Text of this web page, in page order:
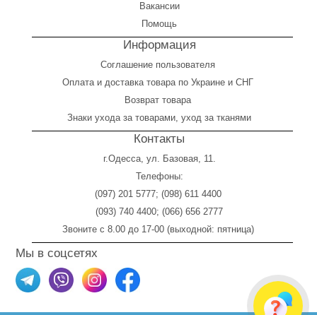
Вакансии
Помощь
Информация
Соглашение пользователя
Оплатаи доставка товара по Украине и СНГ
Возврат товара
Знаки ухода за товарами, уход за тканями
Контакты
г.Одесса, ул. Базовая, 11.
Телефоны:
(097) 201 5777; (098) 611 4400
(093) 740 4400; (066) 656 2777
Звоните с 8.00 до 17-00 (выходной: пятница)
Мы в соцсетях